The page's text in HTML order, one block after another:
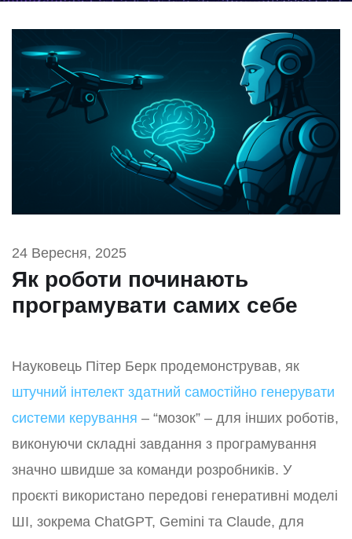
24 Вересня, 2025
Як роботи починають
програмувати самих себе
Науковець Пітер Берк продемонстрував, як
штучний інтелект здатний самостійно генерувати
системи керування – “мозок” – для інших роботів,
виконуючи складні завдання з програмування
значно швидше за команди розробників. У
проєкті використано передові генеративні моделі
ШІ, зокрема ChatGPT, Gemini та Claude, для